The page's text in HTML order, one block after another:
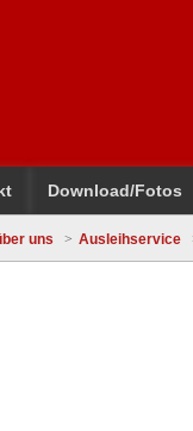
Download/Fotos
uns Ausleihservice